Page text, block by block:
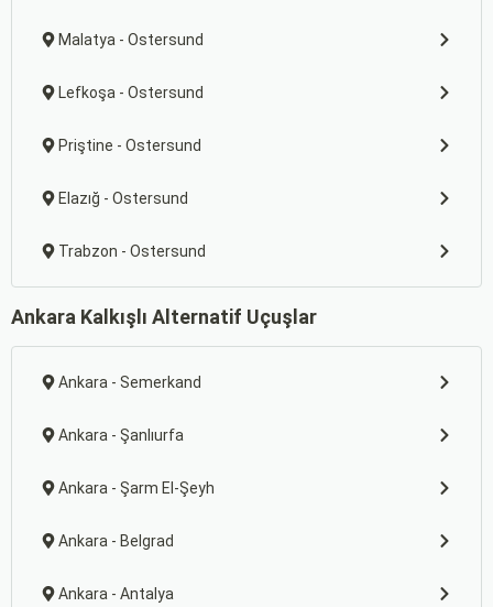
Malatya - Ostersund
Lefkoşa - Ostersund
Priştine - Ostersund
Elazığ - Ostersund
Trabzon - Ostersund
Ankara Kalkışlı Alternatif Uçuşlar
Ankara - Semerkand
Ankara - Şanlıurfa
Ankara - Şarm El-Şeyh
Ankara - Belgrad
Ankara - Antalya